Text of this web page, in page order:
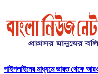
পাইপলাইনের মাধ্যমে ভারত থেকে আরও